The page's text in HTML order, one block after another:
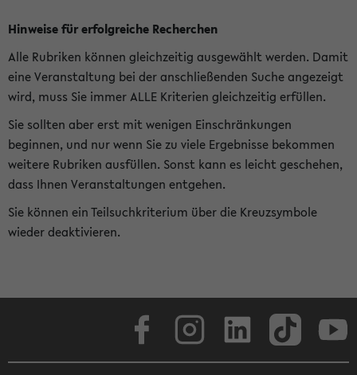
Hinweise für erfolgreiche Recherchen
Alle Rubriken können gleichzeitig ausgewählt werden. Damit
eine Veranstaltung bei der anschließenden Suche angezeigt
wird, muss Sie immer ALLE Kriterien gleichzeitig erfüllen.
Sie sollten aber erst mit wenigen Einschränkungen
beginnen, und nur wenn Sie zu viele Ergebnisse bekommen
weitere Rubriken ausfüllen. Sonst kann es leicht geschehen,
dass Ihnen Veranstaltungen entgehen.
Sie können ein Teilsuchkriterium über die Kreuzsymbole
wieder deaktivieren.